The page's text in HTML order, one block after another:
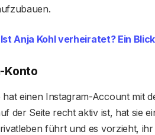
Ist Anja Kohl verheiratet? Ein
Konto
einen Instagram-Account mit
der Seite recht aktiv ist, hat sie
führt und es vorzieht,